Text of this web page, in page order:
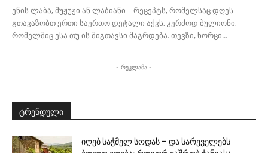
ენის ლაბა, მუჟუჟი ან ლაბიანი – რეცეპტს, რომელსაც დღეს
გთავაზობთ ერთი საერთო დეტალი აქვს, კერძოდ ბულიონი,
რომელშიც ესა თუ ის შიგთავსი მაგრდება. თევზი, ხორცი...
- რეკლამა -
ტრენდული
იღებ საჭმელ სოდას – და სარეველებს